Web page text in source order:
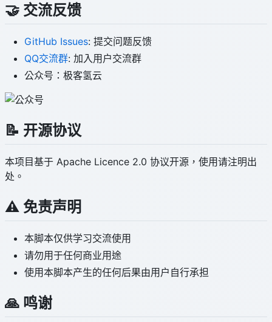
🤝 交流反馈
GitHub Issues: 提交问题反馈
QQ交流群: 加入用户交流群
公众号：极客氢云
📝 开源协议
本项目基于 Apache Licence 2.0 协议开源，使用请注明出
处。
⚠️ 免责声明
本脚本仅供学习交流使用
请勿用于任何商业用途
使用本脚本产生的任何后果由用户自行承担
🙏 鸣谢